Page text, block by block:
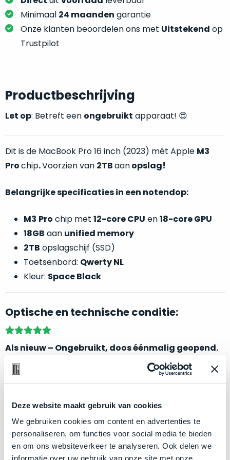
Deze website maakt gebruik van cookies
We gebruiken cookies om content en advertenties te
personaliseren, om functies voor social media te bieden
en om ons websiteverkeer te analyseren. Ook delen we
informatie over uw gebruik van onze site met onze
Minimaal 24 maanden garantie
Onze klanten beoordelen ons met Uitstekend op
Trustpilot
Productbeschrijving
Let op: Betreft een ongebruikt apparaat! 😍
Dit is de MacBook Pro 16 inch (2023) mét Apple M3
Prochip.Voorzien van 2TBaanopslag!
Belangrijke specificaties in een notendop:
M3 Pro chip met 12-core CPU en18-core GPU
18GB aan unified memory
2TB opslagschijf (SSD)
Toetsenbord: Qwerty NL
Kleur: Space Black
Optische en technische conditie:
Als nieuw – Ongebruikt, doos éénmalig geopend.
Dit betreft een gloednieuwe, ongebruikte MacBook.
er vaak ongebruikte voorraad van het voorgaande
model achter in magazijnen. Wij nemen deze voorraad
over! De doos wordt slechts één keer geopend om de
batterijstatus te controleren. De doos is geopend,
Als
–
nauwelijks
gebruikt,
voordeel.
Dit
is
een
customer
return’
uitgepakt
en
binnen
de
retourperiode
teruggestuurd.
niks
vervangen.
Simpelweg
weinig
gebruikt.
Zowel
welk
gebruiksdoel
een
Mac
Op
basis
van
hier
onze
favoriet
Dit
model
biedt
beste
‘all-
pakket
binnen
de
Het
een
Mac
die